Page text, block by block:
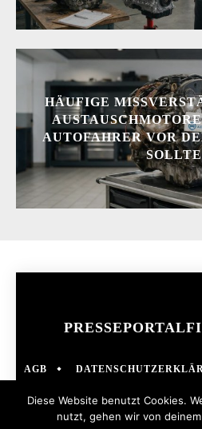
HÄUFIGE
AUTOFAHRER VOR
PRESSEPORTAL
AGB
@ 2019 - 2024 COPYRIGHT
FÜR PRESSENEWS
Diese Website benutzt Cookies.
nutzt, gehen wir von